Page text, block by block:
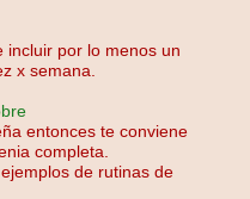
incluir por lo menos un
x semana.
entonces te conviene
completa.
de rutinas de